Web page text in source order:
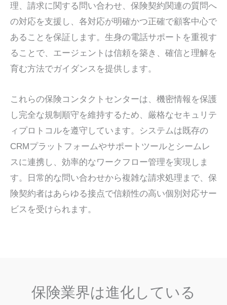
理、請求に関する問い合わせ、保険契約関連の質問へ
の対応を支援し、各対応が明確かつ正確で顧客中心で
あることを保証します。生身の電話サポートを重視す
ることで、エージェントは信頼を築き、確信と理解を
育む方法でガイダンスを提供します。
これらの保険コンタクトセンターは、機密情報を保護
し完全な規制順守を維持するため、厳格なセキュリテ
ィプロトコルを遵守しています。システムは既存の
CRMプラットフォームやサポートツールとシームレ
スに連携し、効率的なワークフロー管理を実現しま
す。日常的な問い合わせから複雑な請求処理まで、保
険契約者はあらゆる接点で信頼性の高い個別対応サー
ビスを受けられます。
保険業界は進化している